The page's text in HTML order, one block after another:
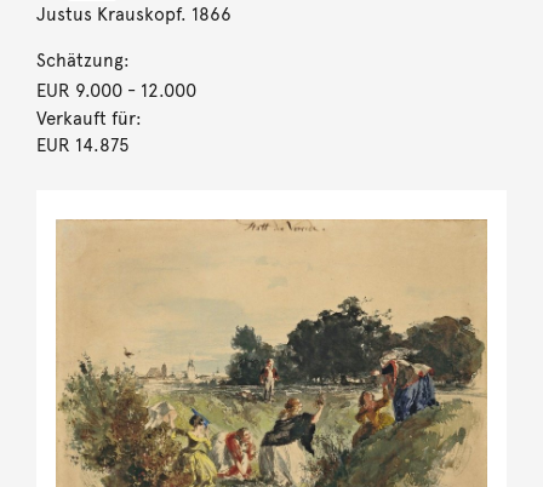
Justus Krauskopf. 1866
Schätzung:
EUR 9.000- 12.000
Verkauft für:
EUR 14.875